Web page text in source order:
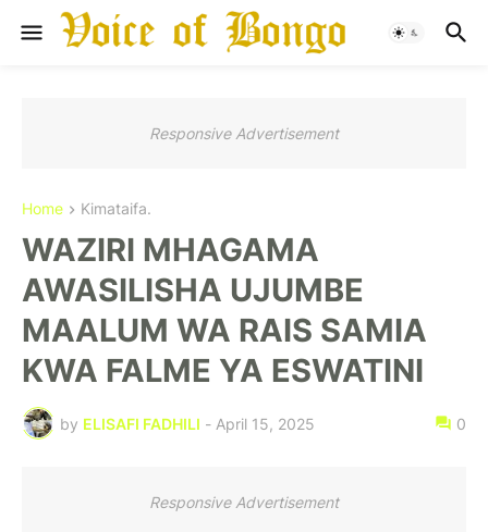
Responsive Advertisement
Home Kimataifa.
WAZIRI MHAGAMA
AWASILISHA UJUMBE
MAALUM WA RAIS SAMIA
KWA FALME YA ESWATINI
by ELISAFI FADHILI - April 15, 2025 0
Responsive Advertisement